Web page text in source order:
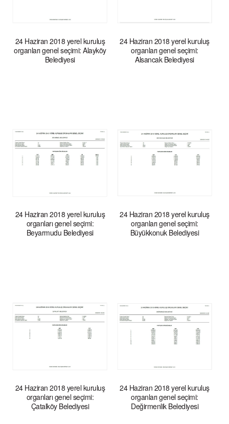
24 Haziran 2018 yerel kuruluş
organları genel seçimi: Alayköy
Belediyesi
24 Haziran 2018 yerel kuruluş
organları genel seçimi:
Alsancak Belediyesi
24 Haziran 2018 yerel kuruluş
organları genel seçimi:
Beyarmudu Belediyesi
24 Haziran 2018 yerel kuruluş
organları genel seçimi:
Büyükkonuk Belediyesi
24 Haziran 2018 yerel kuruluş
organları genel seçimi:
Çatalköy Belediyesi
24 Haziran 2018 yerel kuruluş
organları genel seçimi:
Değirmenlik Belediyesi